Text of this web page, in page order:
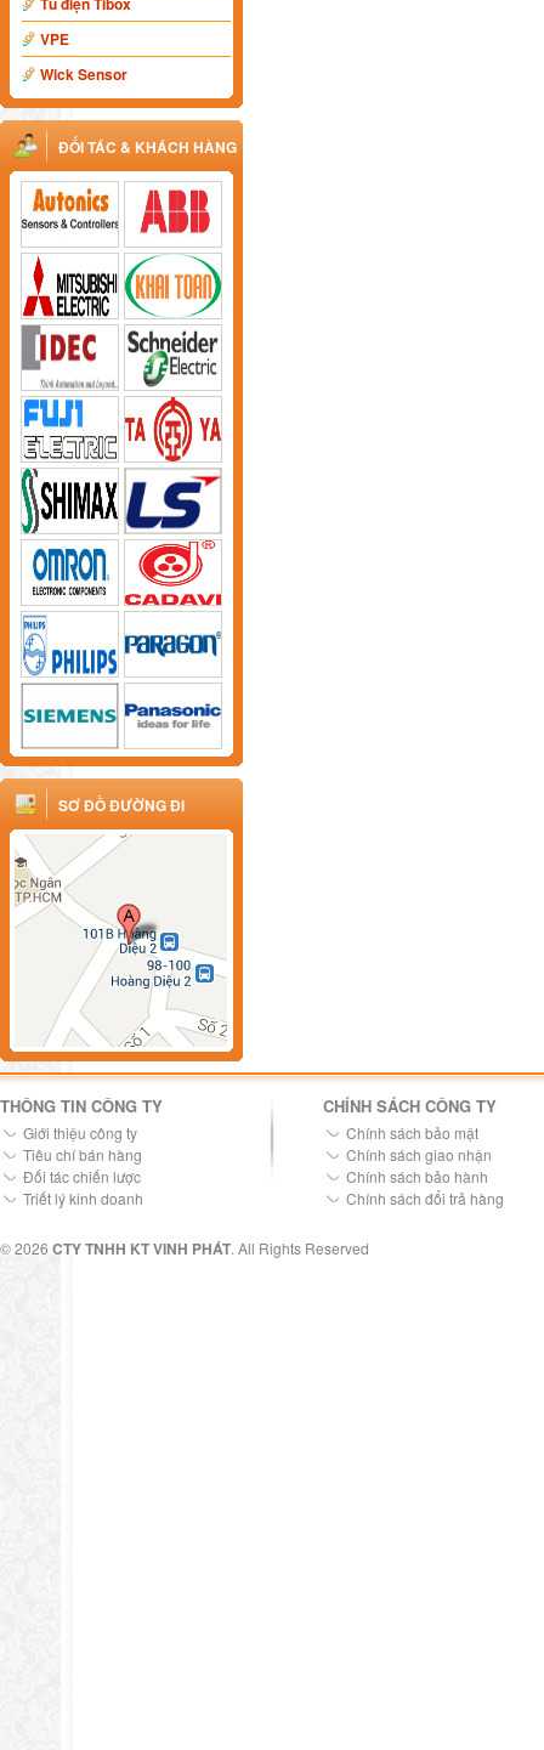
VPE
Wick Sensor
ĐỐI TÁC & KHÁCH HÀNG
SƠ ĐỒ ĐƯỜNG ĐI
THÔNG TIN CÔNG TY
Giới thiệu công ty
Tiêu chí bán hàng
Đối tác chiến lược
Triết lý kinh doanh
CHÍNH SÁCH CÔNG TY
Chính sách bảo mật
Chính sách giao nhận
Chính sách bảo hành
Chính sách đổi trả hàng
© 2026 CTY TNHH KT VINH PHÁT. All Rights Reserved